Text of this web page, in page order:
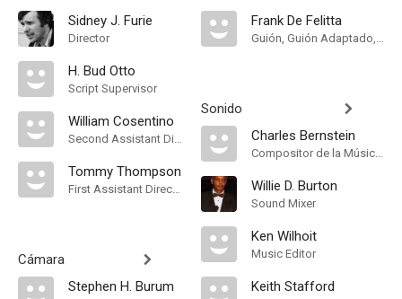
Sidney J. Furie
Director
H. Bud Otto
Script Supervisor
William Cosentino
Second Assistant Director
Tommy Thompson
First Assistant Director
Cámara
Stephen H. Burum
Frank De Felitta
Guión, Guión Adaptado, Novela
Sonido
Charles Bernstein
Compositor de la Música Original
Willie D. Burton
Sound Mixer
Ken Wilhoit
Music Editor
Keith Stafford